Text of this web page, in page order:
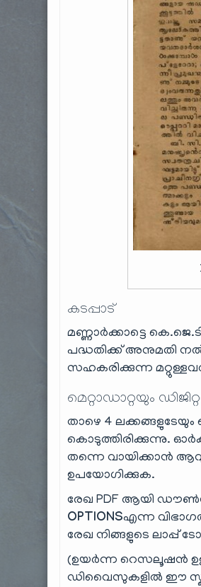
കടപ്പാട്
മണ്ണാർക്കാട്ടെ
പദ്ധതിക്ക് അനുമതി
സഹകരിക്കുന്ന
മെറ്റാഡാറ്റയും
താഴെ 4 ലക്കങ്ങളുടേയും
കൊടുത്തിരിക്കുന്നു.
തന്നെ വായിക്കാൻ
ഉപയോഗിക്കുക.
രേഖ PDF ആയി
OPTIONSഎന്ന
രേഖ നിങ്ങളുടെ ലാപ്പ്
(ഉയർന്ന റെസലൂഷൻ
ഡിവൈസുകളിൽ ഈ